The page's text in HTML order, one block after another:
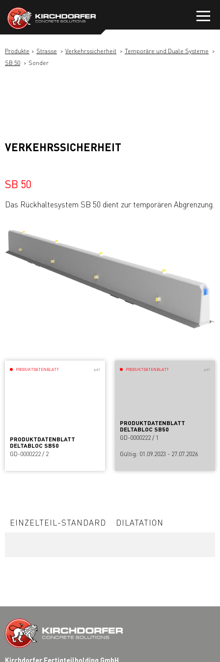
Inhalt
springen
Produkte Strasse Verkehrssicherheit
Temporäre und Duale Systeme
SB 50
Sonder
VERKEHRSSICHERHEIT
SB 50
Das Rückhaltesystem SB 50 dient zur temporären Abgrenzung.
PRODUKTDATENBLATT .pdf
PRODUKTDATENBLATT
DELTABLOC SB50
GD-0000222 / 1
Gültig: 01.09.2023 - 27.07.2026
PRODUKTDATENBLATT .pdf
PRODUKTDATENBLATT
DELTABLOC SB50
GD-0000222 / 2
EINZELTEIL-STANDARD DILATATION
Kirchdorfer Fertigteilholding GmbH